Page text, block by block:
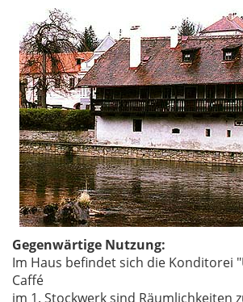
Gegenwärtige Nutzung:
Im Haus befindet sich die Konditorei
Caffé
im 1. Stockwerk sind Räumlichkeiten